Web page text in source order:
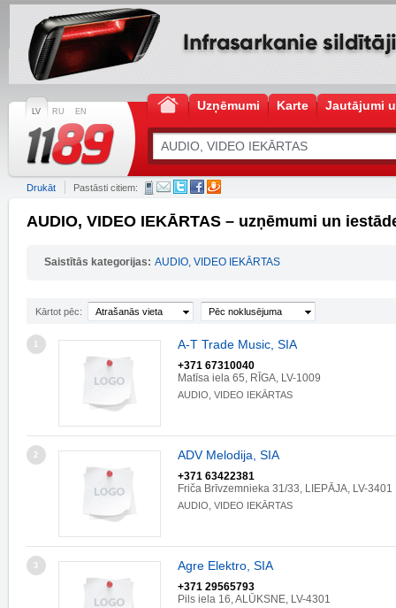
LV RU EN Uzņēmumi Karte Jautājumi
Drukāt Pastāsti citiem:
AUDIO, VIDEO IEKĀRTAS – uzņēmumi un
Saistītās kategorijas: AUDIO, VIDEO IEKĀRTAS
Kārtot pēc: Atrašanās vieta Pēc noklusējuma
1 A-T Trade Music, SIA
+371 67310040
Matīsa iela 65, RĪGA, LV-1009
AUDIO, VIDEO IEKĀRTAS
2 ADV Melodija, SIA
+371 63422381
Friča Brīvzemnieka 31/33, LIEPĀJA, LV-3401
AUDIO, VIDEO IEKĀRTAS
3 Agre Elektro, SIA
+371 29565793
Pils iela 16, ALŪKSNE, LV-4301